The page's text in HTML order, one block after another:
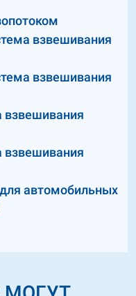
взвешивания
взвешивания
взвешивания
взвешивания
автомобильных